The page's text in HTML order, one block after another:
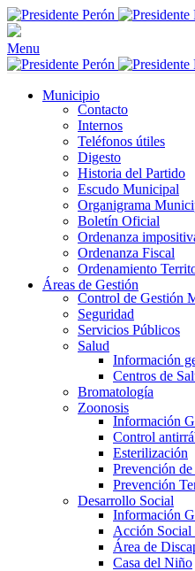
Menu
Municipio
Contacto
Internos
Teléfonos útiles
Digesto
Historia del Partido
Escudo Municipal
Organigrama
Boletín Oficial
Ordenanza
Ordenanza Fiscal
Ordenamiento
Áreas de Gestión
Control de Gestión
Seguridad
Servicios Públicos
Salud
Información
Centros de
Bromatología
Zoonosis
Información
Control
Esterilización
Prevención
Prevención
Desarrollo Social
Información
Acción Social
Área de
Casa del Niño